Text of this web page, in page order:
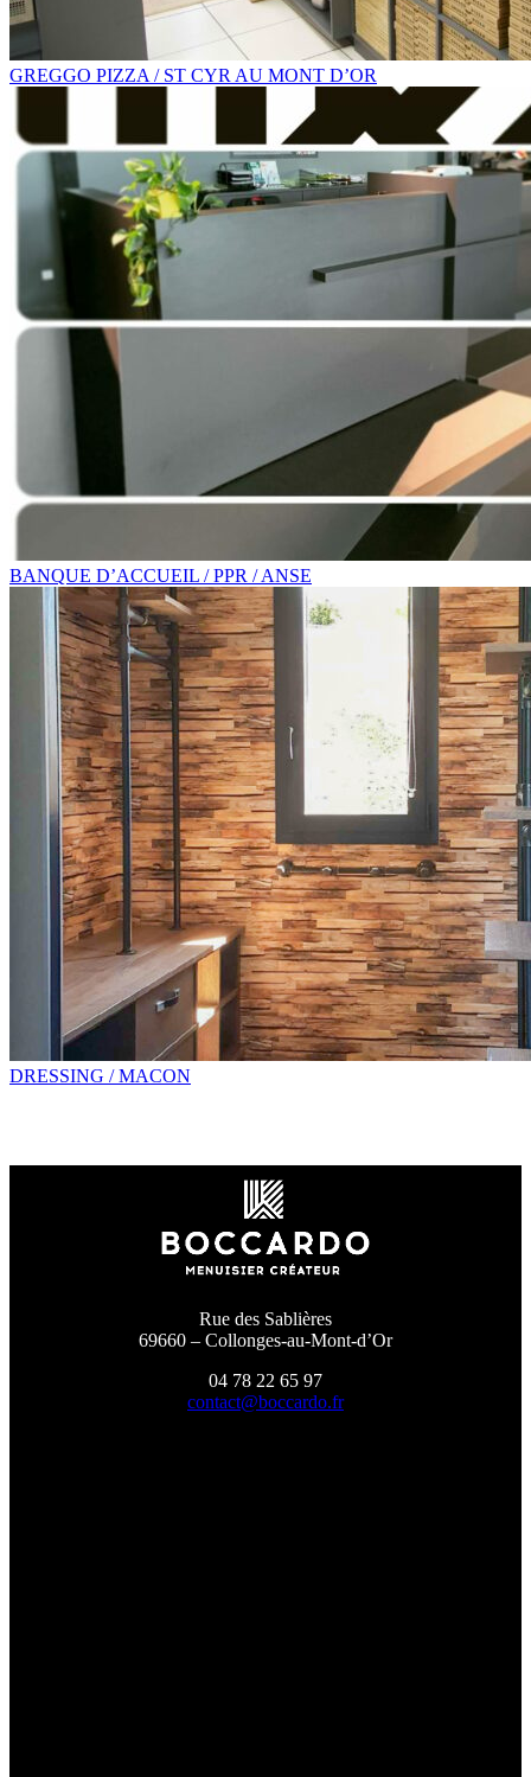
GREGGO PIZZA / ST CYR AU MONT D’OR
BANQUE D’ACCUEIL / PPR / ANSE
DRESSING / MACON
Rue des Sablières
69660 – Collonges-au-Mont-d’Or
04 78 22 65 97
contact@boccardo.fr